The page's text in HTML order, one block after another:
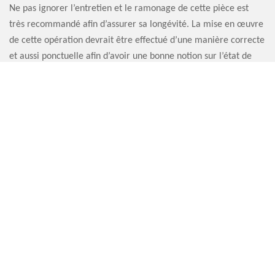
Ne pas ignorer l’entretien et le ramonage de cette pièce est
très recommandé afin d’assurer sa longévité. La mise en œuvre
de cette opération devrait être effectué d’une manière correcte
et aussi ponctuelle afin d’avoir une bonne notion sur l’état de